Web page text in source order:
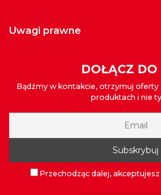
uwagi prawne
DOŁĄCZ DO
Bądźmy w kontakcie, otrzymuj
produktach i nie
Przechodząc dalej,